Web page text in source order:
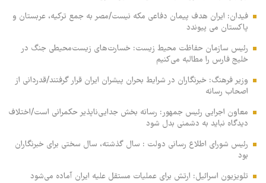
فیدان: ایران هدف پیمان دفاعی مکه نیست/مصر به جمع ترکیه، عربستان و
پاکستان می پیوندد
رئیس سازمان حفاظت محیط زیست: خسارت‌های زیست‌محیطی جنگ در
خلیج فارس را مطالبه‌ می‌کنیم
وزیر فرهنگ: خبرنگاران در شرایط بحران پیشران ایران قرار گرفتند/قدردانی از
اصحاب رسانه
معاون اجرایی رئیس جمهور: رسانه بخش جدایی‌ناپذیر حکمرانی است/اختلاف
دیدگاه نباید به دشمنی بدل شود
رئیس شورای اطلاع رسانی دولت : سال گذشته، سال سختی برای خبرنگاران
بود
تلویزیون اسرائیل: ارتش برای عملیات مستقل علیه ایران آماده می‌شود